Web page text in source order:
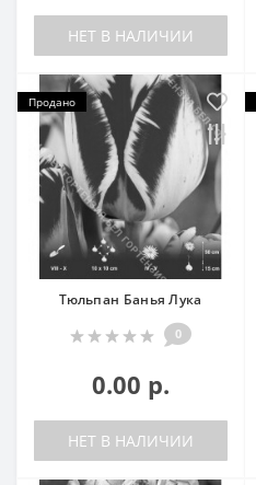
НЕТ В НАЛИЧИИ
Продано
Тюльпан Банья Лука
0
0.00 р.
НЕТ В НАЛИЧИИ